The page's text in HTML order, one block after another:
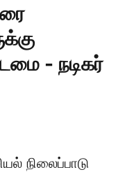
- நடிகர்
நிலைப்பாடு